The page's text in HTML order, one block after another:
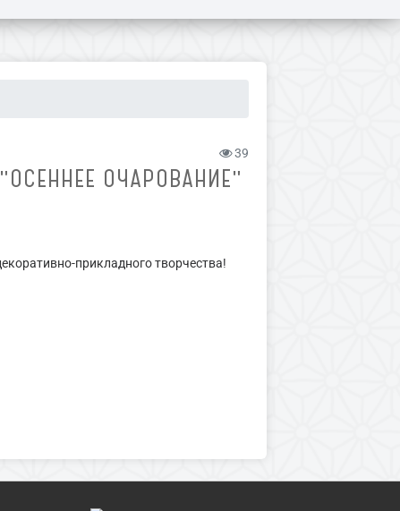
39
ОЧАРОВАНИЕ"
прикладного творчества!